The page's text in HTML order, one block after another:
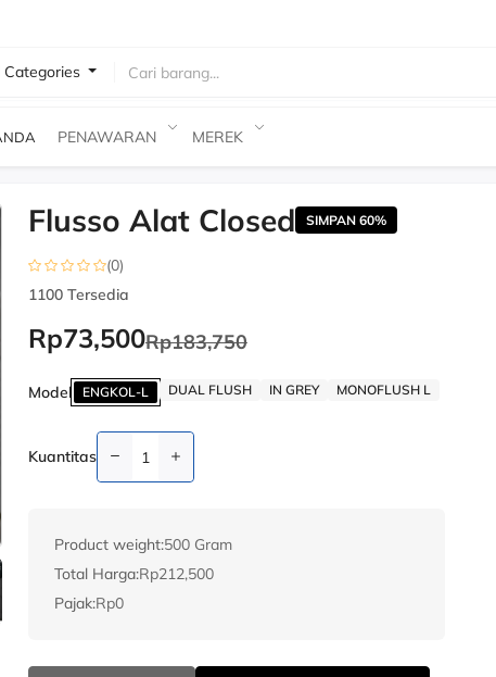
Categories
PENAWARAN MEREK
-60% -60%
Flusso Alat Closed SIMPAN 60%
(0)
1100Tersedia
Rp73,500Rp183,750
Model ENGKOL-L DUAL FLUSH IN GREY MONOFLUSH L
Kuantitas
Product weight:500 Gram
Total Harga:Rp212,500
Pajak:Rp0